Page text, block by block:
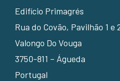
Edifício Primagrés
Rua do Covão, Pavilhão 1 e
Valongo Do Vouga
3750-811 – Águeda
Portugal